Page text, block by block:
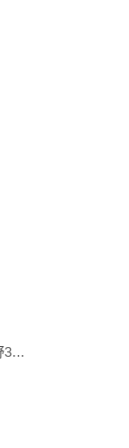
《黑子的篮球》里面,乌野高中最后赢了吗? 乌野3年拿到全国冠军了吗